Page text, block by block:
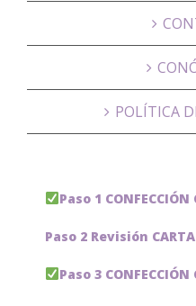
POLÍTICA
Paso 1 CONFECCIÓN
Paso 2 Revisión CARTA
Paso 3 CONFECCIÓN